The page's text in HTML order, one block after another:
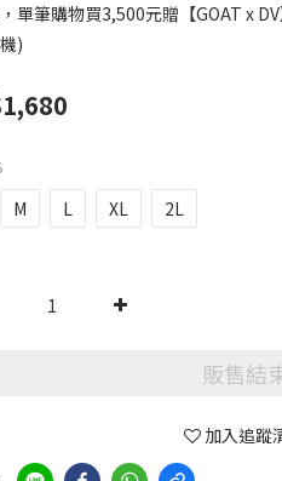
單筆購物買3,500元贈【GOAT x
)
M L XL 2L
販售結
加入追蹤